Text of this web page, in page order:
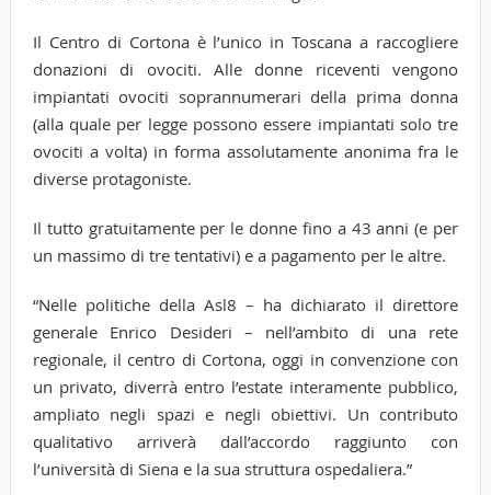
Il Centro di Cortona è l’unico in Toscana a raccogliere
donazioni di ovociti. Alle donne riceventi vengono
impiantati ovociti soprannumerari della prima donna
(alla quale per legge possono essere impiantati solo tre
ovociti a volta) in forma assolutamente anonima fra le
diverse protagoniste.
Il tutto gratuitamente per le donne fino a 43 anni (e per
un massimo di tre tentativi) e a pagamento per le altre.
“Nelle politiche della Asl8 – ha dichiarato il direttore
generale Enrico Desideri – nell’ambito di una rete
regionale, il centro di Cortona, oggi in convenzione con
un privato, diverrà entro l’estate interamente pubblico,
ampliato negli spazi e negli obiettivi. Un contributo
qualitativo arriverà dall’accordo raggiunto con
l’università di Siena e la sua struttura ospedaliera.”